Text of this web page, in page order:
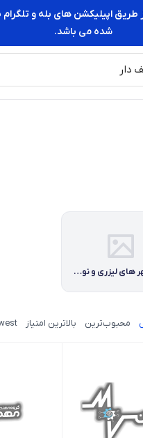
اپیلیکشن های بله و
شده می باشد.
جوهر مهر های لیزری و نوری برند نوریس آلمان
محبوب‌ترین بالاترین امتیاز